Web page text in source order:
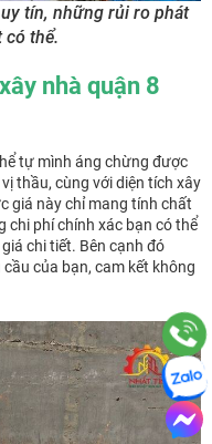
tín, những rủi ro phát
có thể.
nhà quận 8
tự mình áng chừng được
thầu, cùng với diện tích xây
giá này chỉ mang tính chất
chi phí chính xác bạn có thể
chi tiết. Bên cạnh đó
của bạn, cam kết không